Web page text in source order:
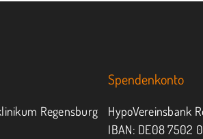
Regensburg
Spendenkonto
HypoVereinsbank
IBAN: DE08 7502